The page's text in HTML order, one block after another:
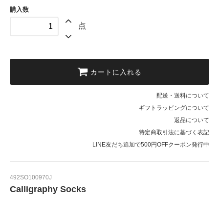
購入数
点
カートに入れる
配送・送料について
ギフトラッピングについて
返品について
特定商取引法に基づく表記
LINE友だち追加で500円OFFクーポン発行中
492SO100970J
Calligraphy Socks